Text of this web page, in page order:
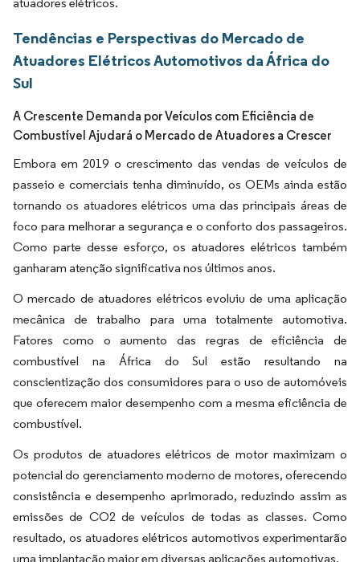
Tendências e Perspectivas do Mercado de
Atuadores Elétricos Automotivos da África do
Sul
A Crescente Demanda por Veículos com Eficiência de
Combustível Ajudará o Mercado de Atuadores a Crescer
Embora em 2019 o crescimento das vendas de veículos de
passeio e comerciais tenha diminuído, os OEMs ainda estão
tornando os atuadores elétricos uma das principais áreas de
foco para melhorar a segurança e o conforto dos passageiros.
Como parte desse esforço, os atuadores elétricos também
ganharam atenção significativa nos últimos anos.
O mercado de atuadores elétricos evoluiu de uma aplicação
mecânica de trabalho para uma totalmente automotiva.
Fatores como o aumento das regras de eficiência de
combustível na África do Sul estão resultando na
conscientização dos consumidores para o uso de automóveis
que oferecem maior desempenho com a mesma eficiência de
combustível.
Os produtos de atuadores elétricos de motor maximizam o
potencial do gerenciamento moderno de motores, oferecendo
consistência e desempenho aprimorado, reduzindo assim as
emissões de CO2 de veículos de todas as classes. Como
resultado, os atuadores elétricos automotivos experimentarão
uma implantação maior em diversas aplicações automotivas.